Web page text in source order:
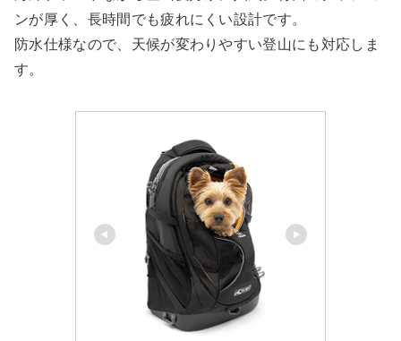
ンが厚く、長時間でも疲れにくい設計です。
防水仕様なので、天候が変わりやすい登山にも対応しま
す。